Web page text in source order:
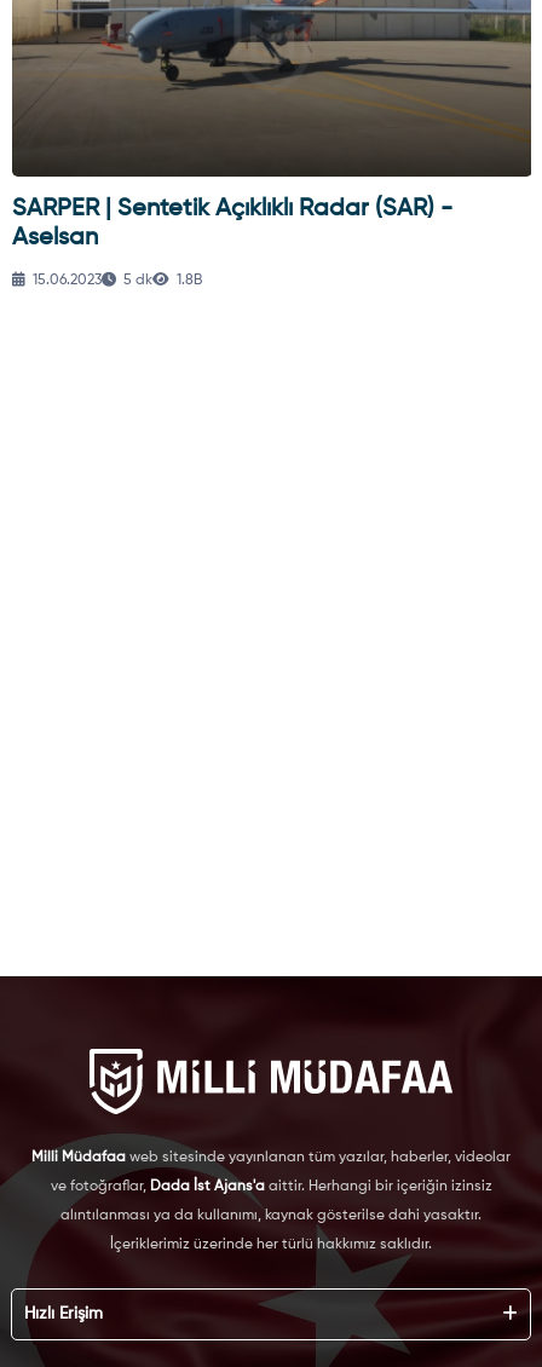
SARPER | Sentetik Açıklıklı Radar (SAR) -
Aselsan
15.06.2023 5 dk 1.8B
Milli Müdafaa web sitesinde yayınlanan tüm yazılar, haberler, videolar
ve fotoğraflar, Dada İst Ajans'aaittir. Herhangi bir içeriğin izinsiz
alıntılanması ya da kullanımı, kaynak gösterilse dahi yasaktır.
İçeriklerimiz üzerinde her türlü hakkımız saklıdır.
Hızlı Erişim